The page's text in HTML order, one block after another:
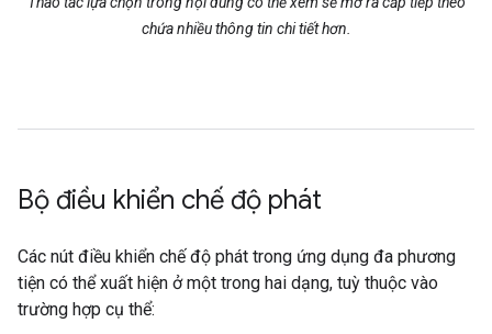
chứa nhiều thông tin chi tiết hơn.
Bộ điều khiển chế độ phát
Các nút điều khiển chế độ phát trong ứng dụng đa phương
tiện có thể xuất hiện ở một trong hai dạng, tuỳ thuộc vào
trường hợp cụ thể: